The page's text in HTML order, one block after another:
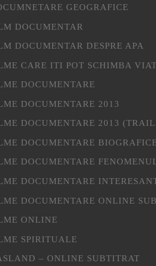
GEOGRAFICE
DOCUMENTAR
DOCUMENTAR DESPRE APA
CARE ITI POT SCHIMBA
DOCUMENTARE
DOCUMENTARE 2013
DOCUMENTARE 2013
DOCUMENTARE
DOCUMENTARE
DOCUMENTARE
DOCUMENTARE ONLINE
ONLINE
SPIRITUALE
– ONLINE SUBTITRAT